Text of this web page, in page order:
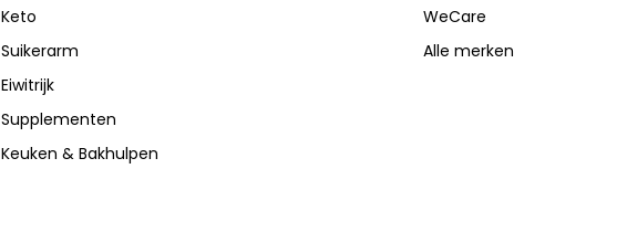
Keto
Suikerarm
Eiwitrijk
Supplementen
Keuken & Bakhulpen
WeCare
Alle merken